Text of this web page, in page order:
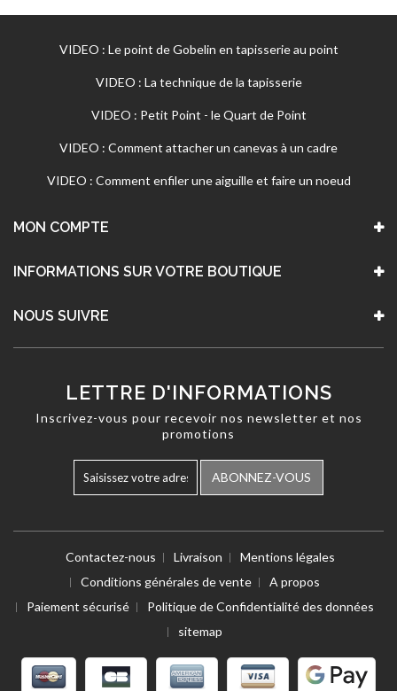
VIDEO : Le point de Gobelin en tapisserie au point
VIDEO : La technique de la tapisserie
VIDEO : Petit Point - le Quart de Point
VIDEO : Comment attacher un canevas à un cadre
VIDEO : Comment enfiler une aiguille et faire un noeud
MON COMPTE
INFORMATIONS SUR VOTRE BOUTIQUE
NOUS SUIVRE
LETTRE D'INFORMATIONS
Inscrivez-vous pour recevoir nos newsletter et nos
promotions
ABONNEZ-VOUS
Contactez-nous Livraison
Mentions légales
Conditions générales de vente
A propos
Paiement sécurisé
Politique de Confidentialité des données
sitemap